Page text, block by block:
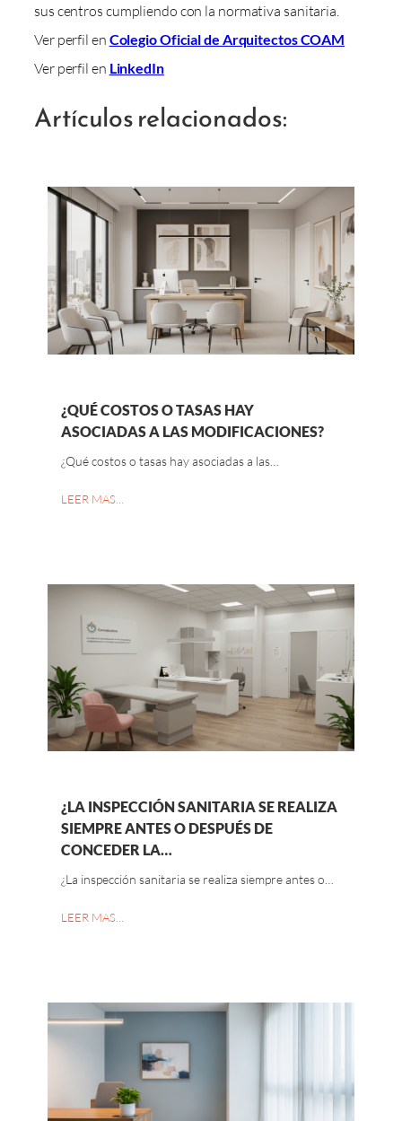
sus centros cumpliendo con la normativa sanitaria.
Ver perfil en Colegio Oficial de Arquitectos COAM
Ver perfil en LinkedIn
Artículos relacionados:
¿QUÉ COSTOS O TASAS HAY
ASOCIADAS A LAS MODIFICACIONES?
¿Qué costos o tasas hay asociadas a las…
LEER MAS…
¿LA INSPECCIÓN SANITARIA SE REALIZA
SIEMPRE ANTES O DESPUÉS DE
CONCEDER LA…
¿La inspección sanitaria se realiza siempre antes o…
LEER MAS…